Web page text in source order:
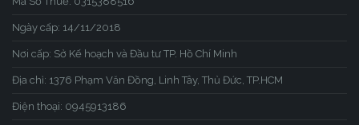
Ngày cấp: 14/11/2018
Nơi cấp: Sở Kế hoạch và Đầu tư TP. Hồ Chí Minh
Địa chỉ: 1376 Phạm Văn Đồng, Linh Tây, Thủ Đức, TP.HCM
Điện thoại: 0945913186